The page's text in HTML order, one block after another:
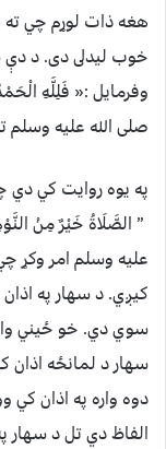
هغه ذات لوړم چي ته
خوب ليدلى دى. د دې
وفرمايل :« فَلِلَّهِ
صلی الله عليه
په يوه روايت كي دي
” الصَّلَاةُ خَيْرٌ مِنْ
عليه وسلم امر وكړ
كيږي. د سهار په
سوي دي. خو ځيني
سهار د لمانځه اذان
دوه واره په اذان
الفاظ دي تل د سهار